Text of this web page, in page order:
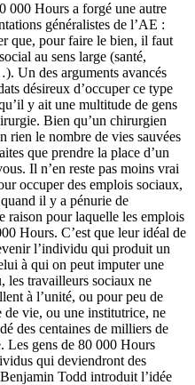
000 Hours a forgé une autre
généralistes de l’AE :
que, pour faire le bien, il faut
au sens large (santé,
Un des arguments avancés
désireux d’occuper ce type
y ait une multitude de gens
Bien qu’un chirurgien
rien le nombre de vies sauvées
que prendre la place d’un
Il n’en reste pas moins vrai
occuper des emplois sociaux,
il y a pénurie de
raison pour laquelle les emplois
Hours. C’est que leur idéal de
l’individu qui produit un
à qui on peut imputer une
les travailleurs sociaux ne
à l’unité, ou pour peu de
vie, ou une institutrice, ne
des centaines de milliers de
Les gens de 80 000 Hours
qui deviendront des
Todd introduit l’idée